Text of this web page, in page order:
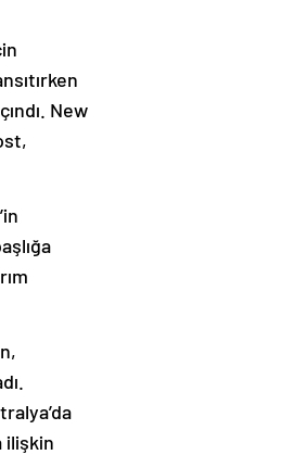
New
ilişkin